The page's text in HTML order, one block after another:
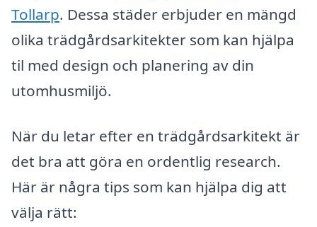
Tollarp. Dessa städer erbjuder en mängd
olika trädgårdsarkitekter som kan hjälpa
til med design och planering av din
utomhusmiljö.
När du letar efter en trädgårdsarkitekt är
det bra att göra en ordentlig research.
Här är några tips som kan hjälpa dig att
välja rätt: